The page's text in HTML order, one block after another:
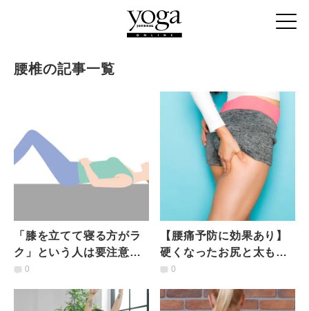
腰椎の記事一覧
「膝を立てて寝る方がラ
ク」という人は要注意？
インストラクターも実
0
【腰痛予防に効果あり】
硬くなったお尻と太もも
の裏が気持ちよくほぐれ
0